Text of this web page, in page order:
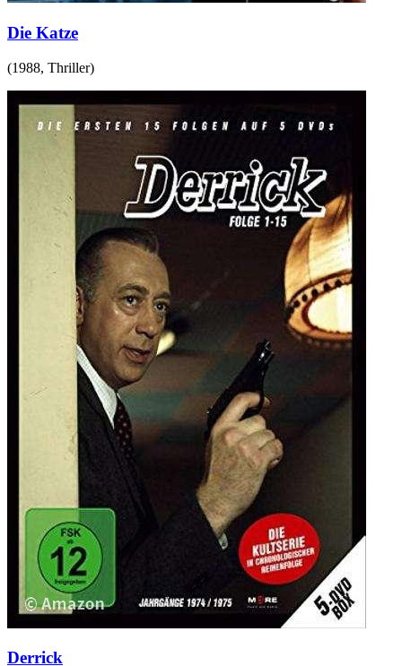
Die Katze
(1988, Thriller)
Derrick